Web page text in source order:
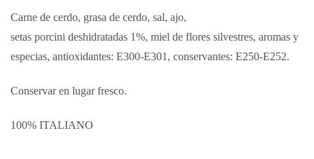
Carne de cerdo, grasa de cerdo, sal, ajo,
setas porcini deshidratadas 1%, miel de flores silvestres, aromas y
especias, antioxidantes: E300-E301, conservantes: E250-E252.
Conservar en lugar fresco.
100% ITALIANO